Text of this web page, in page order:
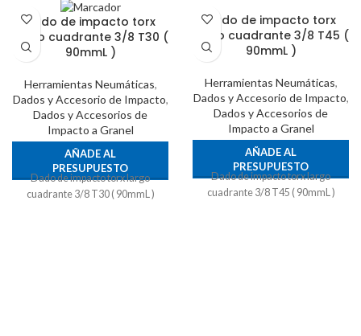
Dado de impacto torx
largo cuadrante 3/8 T30 (
90mmL )
Herramientas Neumáticas,
Dados y Accesorio de Impacto,
Dados y Accesorios de
Impacto a Granel
AÑADE AL
PRESUPUESTO
Dado de impacto torx largo
cuadrante 3/8 T30 ( 90mmL )
Dado de impacto torx
largo cuadrante 3/8 T45 (
90mmL )
Herramientas Neumáticas,
Dados y Accesorio de Impacto,
Dados y Accesorios de
Impacto a Granel
AÑADE AL
PRESUPUESTO
Dado de impacto torx largo
cuadrante 3/8 T45 ( 90mmL )